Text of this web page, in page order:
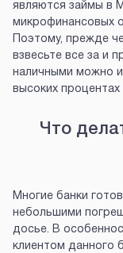
являются займы в
микрофинансовых
Поэтому, прежде
взвесьте все за и
наличными можно
высоких
Что
Многие банки
небольшими
досье. В
клиентом данного